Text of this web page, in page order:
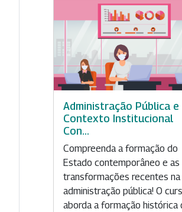
Administração Pública e
Contexto Institucional
Con...
Compreenda a formação do
Estado contemporâneo e as
transformações recentes na
administração pública! O
aborda a formação histórica